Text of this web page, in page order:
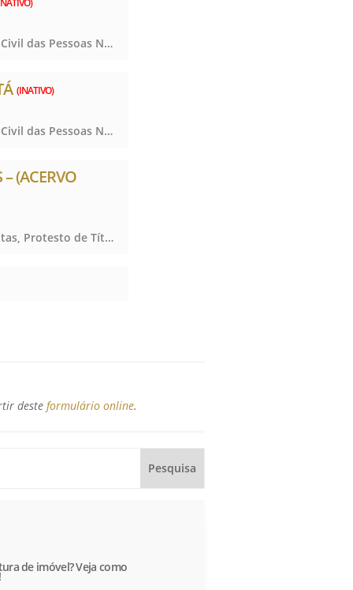
Notas, Registro Civil das Pessoas Naturais e de Interdições e Tutelas, Notas, Registro Civil das Pessoas Naturais e de Interdições e Tutelas, Notas, Registro Civil das Pessoas Naturais e de Interdições e Tutelas, Notas, Registro Civil das Pessoas Naturais e de Interdições e Tutelas
(INATIVO)
Notas, Registro Civil das Pessoas Naturais e de Interdições e Tutelas, Notas, Registro Civil das Pessoas Naturais e de Interdições e Tutelas, Notas, Registro Civil das Pessoas Naturais e de Interdições e Tutelas, Notas, Registro Civil das Pessoas Naturais e de Interdições e Tutelas
(ACERVO
Notas, Protesto de Títulos, Notas, Protesto de Títulos, Notas, Protesto de Títulos, Notas, Protesto de Títulos
deste formulário online.
de imóvel? Veja como